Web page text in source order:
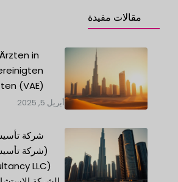
مقالات مفيدة
in
(VAE)
أبريل 5, 2025
شركة
(شركة